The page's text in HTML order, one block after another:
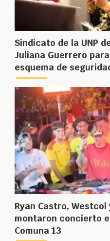
Sindicato de la UNP
Juliana Guerrero
esquema de
Ryan Castro, Westcol
montaron concierto
Comuna 13